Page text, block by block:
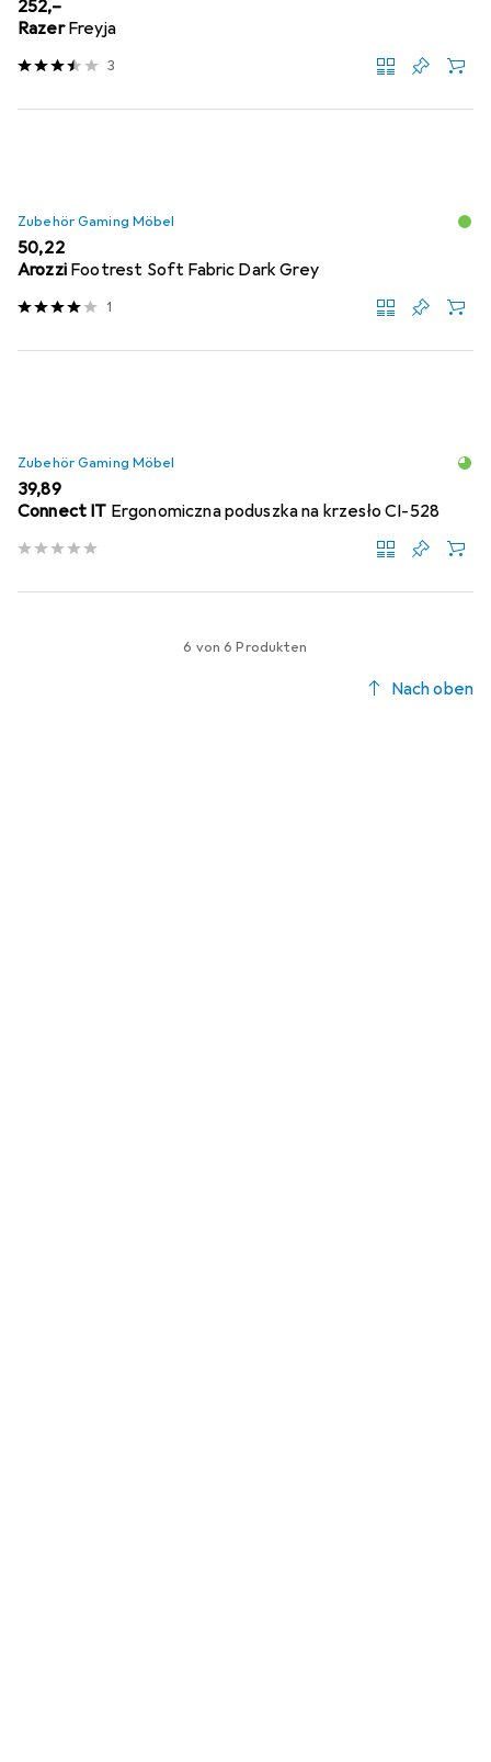
EUR
252,–
Razer Freyja
3
Zubehör Gaming Möbel
EUR
50,22
Arozzi Footrest Soft Fabric Dark Grey
1
Zubehör Gaming Möbel
EUR
39,89
Connect IT Ergonomiczna poduszka na krzesło CI-528
6 von 6 Produkten
Nach oben